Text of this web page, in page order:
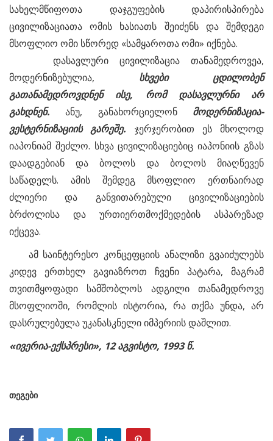
სახელმწიფოთა დაჯგუფების დაპირისპირება
ცივილიზაციათა ომის ხასიათს შეიძენს და შემდეგი
მსოფლიო ომი სწორედ «სამყაროთა ომი» იქნება.
დასავლური ცივილიზაცია თანამედროვეა,
მოდერნიზებულია, სხვები ცდილობენ
გათანამედროვდნენ ისე, რომ დასავლურნი არ
გახდნენ. ანუ, განახორციელონ მოდერნიზაცია-
ვესტერნიზაციისგარეშე. ჯერჯერობით ეს მხოლოდ
იაპონიამ შეძლო. სხვა ცივილიზაციებიც იაპონიის გზას
დაადგებიან და ბოლოს და ბოლოს მიაღწევენ
საწადელს. ამის შემდეგ მსოფლიო ერთნაირად
ძლიერი და განვითარებული ცივილიზაციების
ბრძოლისა და ურთიერთმოქმედების ასპარეზად
იქცევა.
ამ საინტერესო კონცეფციის ანალიზი გვაიძულებს
კიდევ ერთხელ გავიაზროთ ჩვენი პატარა, მაგრამ
თვითმყოფადი სამშობლოს ადგილი თანამედროვე
მსოფლიოში, რომლის ისტორია, რა თქმა უნდა, არ
დასრულებულა უკანასკნელი იმპერიის დაშლით.
«ივერია-ექსპრესი», 12აგვისტო, 1993წ.
თეგები